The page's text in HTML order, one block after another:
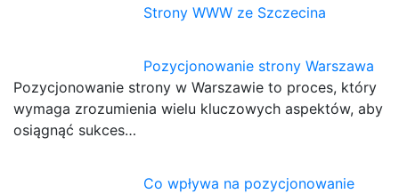
Strony WWW ze Szczecina
Pozycjonowanie strony Warszawa
Pozycjonowanie strony w Warszawie to proces, który
wymaga zrozumienia wielu kluczowych aspektów, aby
osiągnąć sukces…
Co wpływa na pozycjonowanie